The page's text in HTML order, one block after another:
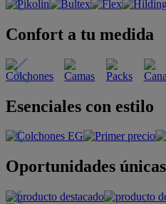
Confort a tu medida
Esenciales con estilo
Oportunidades únicas